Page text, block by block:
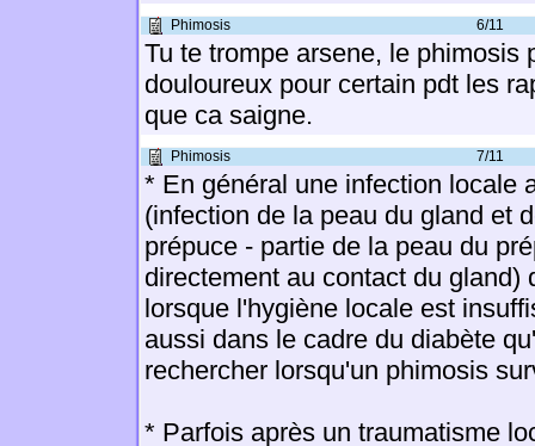
Phimosis 6/11
Tu te trompe arsene, le phimosis
douloureux pour certain pdt les
que ca saigne.
Phimosis 7/11
* En général une infection locale
(infection de la peau du gland et
prépuce - partie de la peau du
directement au contact du gland)
lorsque l'hygiène locale est
aussi dans le cadre du diabète
rechercher lorsqu'un phimosis
* Parfois après un traumatisme